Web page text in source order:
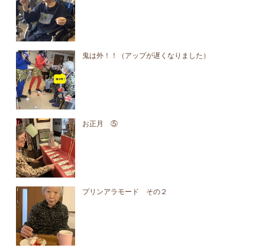
鬼は外！！（アップが遅くなりました）
お正月 ⑤
プリンアラモード その２